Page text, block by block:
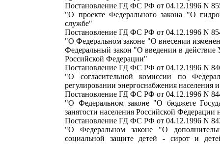
Постановление ГД ФС РФ от 04.12.1996 N
"О проекте Федерального закона "О
службе"
Постановление ГД ФС РФ от 04.12.1996 N
"О Федеральном законе "О внесении
Федеральный закон "О введении в действие
Российской Федерации"
Постановление ГД ФС РФ от 04.12.1996 N
"О согласительной комиссии по
регулировании энергоснабжения населения
Постановление ГД ФС РФ от 04.12.1996 N
"О Федеральном законе "О бюджете
занятости населения Российской Федерации
Постановление ГД ФС РФ от 04.12.1996 N
"О Федеральном законе "О
социальной защите детей - сирот и